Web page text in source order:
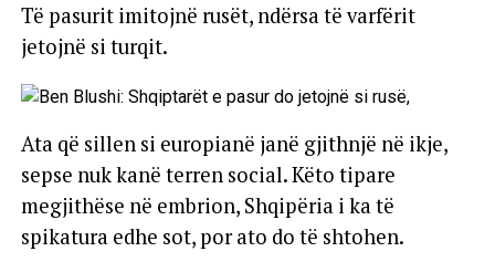
Të pasurit imitojnë rusët, ndërsa të varfërit
jetojnë si turqit.
Ata që sillen si europianë janë gjithnjë në ikje,
sepse nuk kanë terren social. Këto tipare
megjithëse në embrion, Shqipëria i ka të
spikatura edhe sot, por ato do të shtohen.